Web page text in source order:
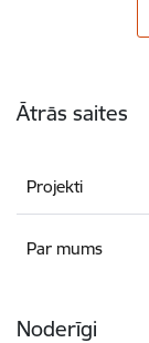
Ātrās saites
Projekti
Par mums
Noderīgi